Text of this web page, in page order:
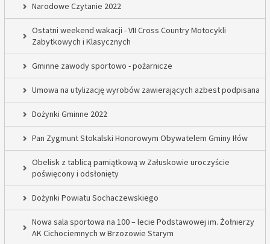
Narodowe Czytanie 2022
Ostatni weekend wakacji - VII Cross Country Motocykli
Zabytkowych i Klasycznych
Gminne zawody sportowo - pożarnicze
Umowa na utylizację wyrobów zawierających azbest podpisana
Dożynki Gminne 2022
Pan Zygmunt Stokalski Honorowym Obywatelem Gminy Iłów
Obelisk z tablicą pamiątkową w Załuskowie uroczyście
poświęcony i odsłonięty
Dożynki Powiatu Sochaczewskiego
Nowa sala sportowa na 100 – lecie Podstawowej im. Żołnierzy
AK Cichociemnych w Brzozowie Starym